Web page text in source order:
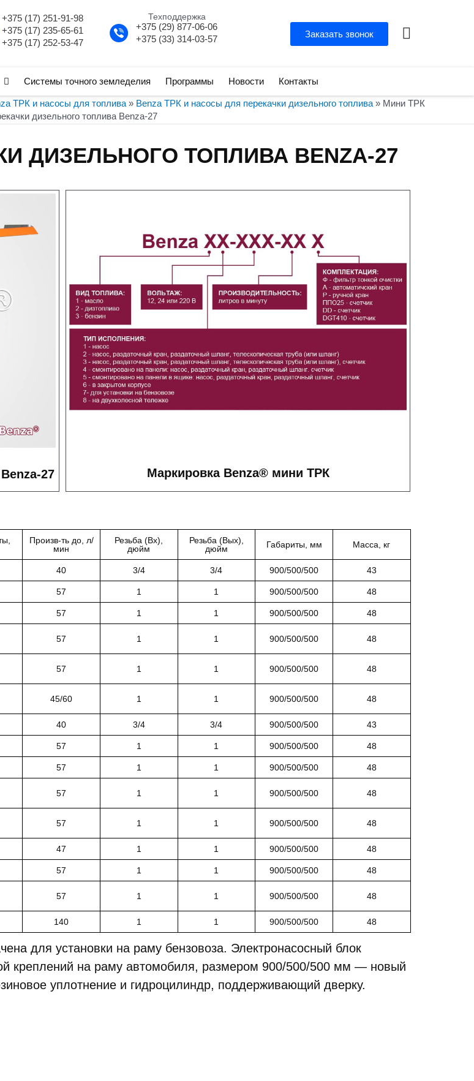
+375 (17) 251-91-98
+375 (17) 235-65-61
+375 (17) 252-53-47
Техподдержка
+375 (29) 877-06-06
+375 (33) 314-03-57
Заказать звонок
Системы точного земледелия Программы Новости Контакты
ТРК и насосы для топлива» Benza ТРК и насосы для перекачки дизельного топлива» Мини ТРК
дизельного топлива Benza-27
ДИЗЕЛЬНОГО ТОПЛИВА BENZA-27
27 Маркировка Benza® мини ТРК
Произв-ть до, л/
мин
Резьба (Вх),
дюйм
Резьба (Вых),
дюйм
Габариты, мм Масса, кг
40 3/4 3/4 900/500/500 43
57 1 1 900/500/500 48
57 1 1 900/500/500 48
57 1 1 900/500/500 48
57 1 1 900/500/500 48
45/60 1 1 900/500/500 48
40 3/4 3/4 900/500/500 43
57 1 1 900/500/500 48
57 1 1 900/500/500 48
57 1 1 900/500/500 48
57 1 1 900/500/500 48
47 1 1 900/500/500 48
57 1 1 900/500/500 48
57 1 1 900/500/500 48
140 1 1 900/500/500 48
для установки на раму бензовоза. Электронасосный блок
креплений на раму автомобиля, размером 900/500/500 мм — новый
уплотнение и гидроцилиндр, поддерживающий дверку.